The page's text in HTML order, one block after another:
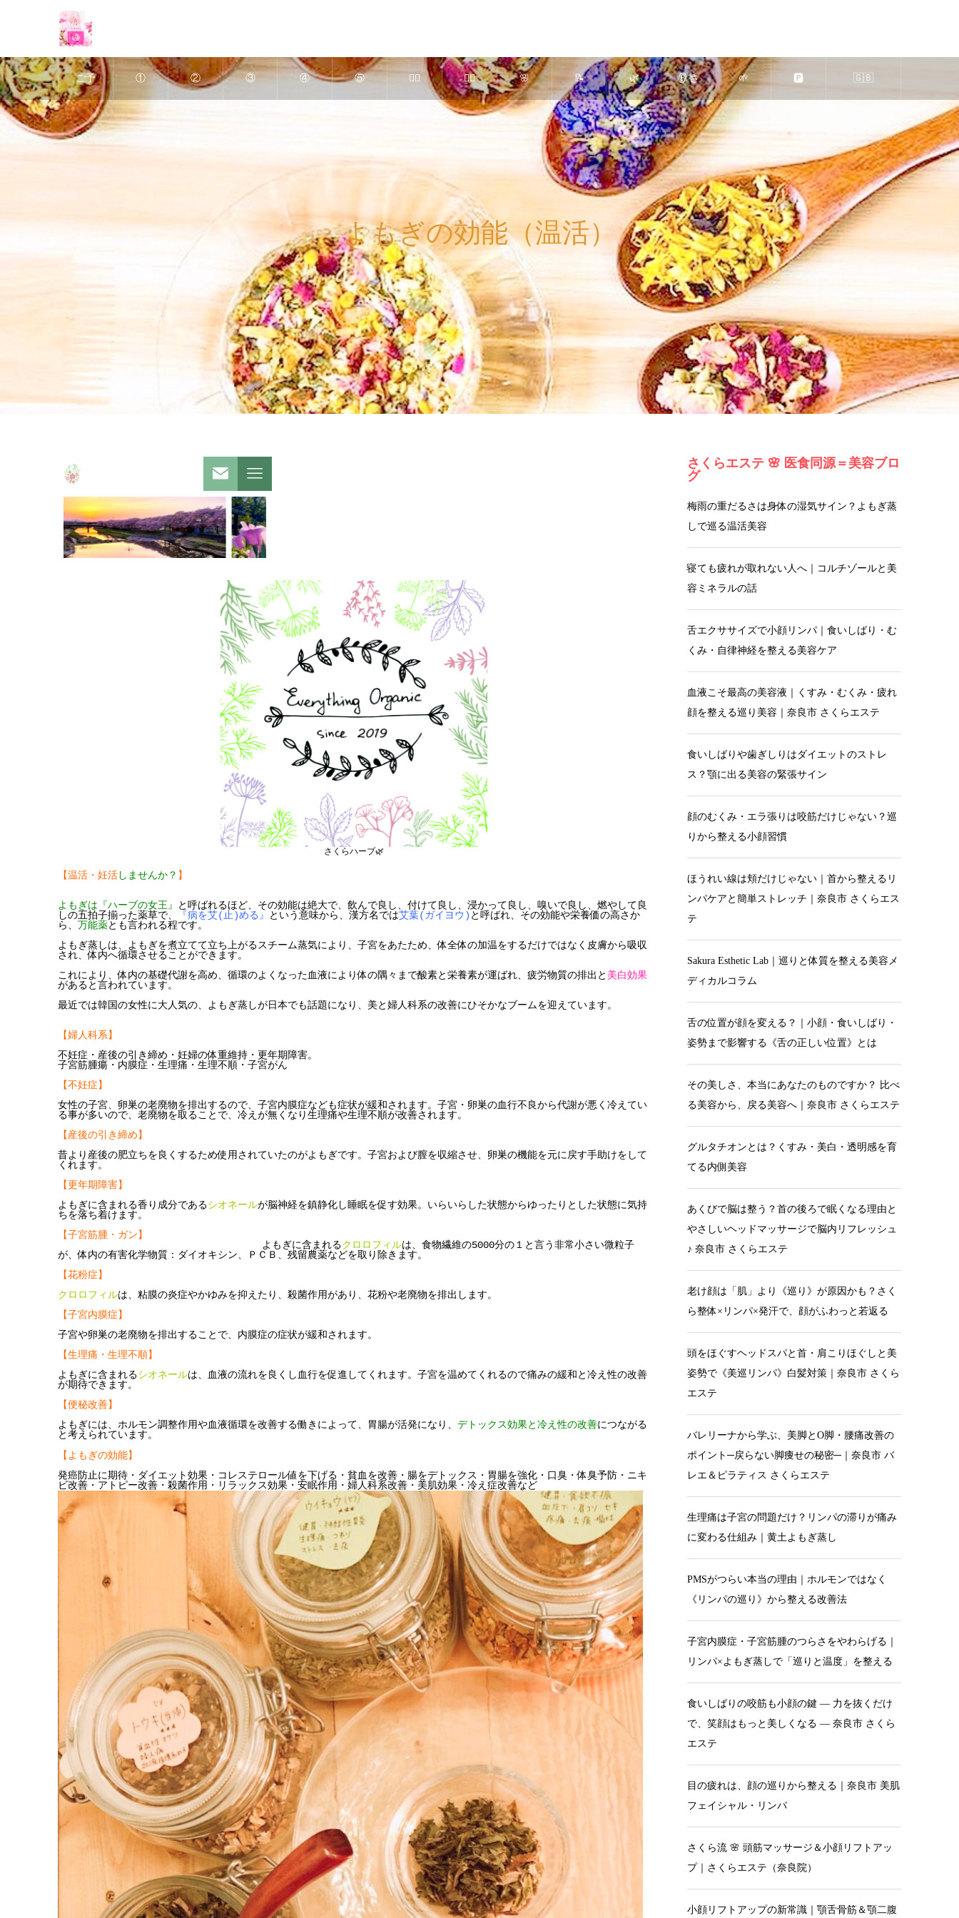
ご予
約
ッパ
ー・
ィの
予約
サイ
①
深層
② ③
ック
ス
④
ブ・
ピー
リン
グ
⑤
度Ｏ
ヒト
幹細
胞培
養エ
💆‍♀️
アロ
マセ
ラピ
ー
🧘‍♀️
ス ×
脚・
骨盤
エス
🌸
療法
（ア
ンチ
エイ
📝
さく
らエ
🌿
よも
ぎ蒸
しの
ご案
内 ♨️
👂 さ
くら
エス
テ
（奈
良
院）
お客
声
🌱
｜エ
ステ
ティ
シャ
ン・
セラ
ト
🅿️
場の
ご案
内
🇬🇧
Relaxation
🍀 in Nara
Japan 🦌
よもぎの効能（温活）
さくらハーブ🌿
【温活・妊活しませんか？ 】
よもぎは『ハーブの女王』 と呼ばれるほど、その効能は絶大で、飲んで良し、付けて良し、浸かって良し、嗅いで良し、 燃やして良
しの五拍子揃った薬草で、
『病を艾(止)める』 という意味から、漢方名では艾葉(ガイヨウ) と呼ばれ、 その効能や栄養価の高さか
ら、 万能薬とも言われる程です。
よもぎ蒸しは、よもぎを煮立てて立ち上がるスチーム蒸気により、子宮をあたため、体全体の加温をするだけではなく皮膚から吸収
され、体内へ循環させることができます。
これにより、体内の基礎代謝を高め、循環のよくなった血液により体の隅々まで酸素と栄養素が運ばれ、 疲労物質の排出と 美白効果
があると言われています。
最近では韓国の女性に大人気の、よもぎ蒸しが日本でも話題になり、 美と婦人科系の改善にひそかなブームを迎えています。
【婦人科系】
不妊症・産後の引き締め・妊婦の体重維持・更年期障害。
子宮筋腫瘍・内膜症・生理痛・生理不順・子宮がん
【不妊症】
女性の子宮、卵巣の老廃物を排出するので、子宮内膜症なども症状が緩和されます。 子宮・卵巣の血行不良から代謝が悪く冷えてい
る事が多いので、老廃物を取ることで、 冷えが無くなり生理痛や生理不順が改善されます。
【産後の引き締め】
昔より産後の肥立ちを良くするため使用されていたのがよもぎです。 子宮および膣を収縮させ、卵巣の機能を元に戻す手助けをして
くれます。
【更年期障害】
よもぎに含まれる香り成分であるシオネールが脳神経を鎮静化し睡眠を促す効果。 いらいらした状態からゆったりとした状態に気持
ちを落ち着けます。
【子宮筋腫・ガン】
よもぎに含まれるクロロフィルは、食物繊維の5000分の１と言う非常小さい微粒子
が、体内の有害化学物質：ダイオキシン、ＰＣＢ、残留農薬などを取り除きます。
【花粉症】
クロロフィルは、粘膜の炎症やかゆみを抑えたり、殺菌作用があり、花粉や老廃物を排出します。
【子宮内膜症】
子宮や卵巣の老廃物を排出することで、内膜症の症状が緩和されます。
【生理痛・生理不順】
よもぎに含まれるシオネールは、血液の流れを良くし血行を促進してくれます。 子宮を温めてくれるので痛みの緩和と冷え性の改善
が期待できます。
【便秘改善】
よもぎには、ホルモン調整作用や血液循環を改善する働きによって、胃腸が活発になり、 デトックス効果と冷え性の改善につながる
と考えられています。
【よもぎの効能】
発癌防止に期待・ダイエット効果・コレステロール値を下げる・貧血を改善・腸をデトックス・ 胃腸を強化・口臭・体臭予防・ニキ
ビ改善・アトピー改善・殺菌作用・リラックス効果・安眠作用・ 婦人科系改善・美肌効果・冷え症改善など
さくらエステ 🌸 医食同源＝美容ブロ
グ
梅雨の重だるさは身体の湿気サイン？よもぎ蒸
しで巡る温活美容
寝ても疲れが取れない人へ｜コルチゾールと美
容ミネラルの話
舌エクササイズで小顔リンパ｜食いしばり・む
くみ・自律神経を整える美容ケア
血液こそ最高の美容液｜くすみ・むくみ・疲れ
顔を整える巡り美容｜奈良市 さくらエステ
食いしばりや歯ぎしりはダイエットのストレ
ス？顎に出る美容の緊張サイン
顔のむくみ・エラ張りは咬筋だけじゃない？巡
りから整える小顔習慣
ほうれい線は頬だけじゃない｜首から整えるリ
ンパケアと簡単ストレッチ｜奈良市 さくらエス
テ
Sakura Esthetic Lab｜巡りと体質を整える美容メ
ディカルコラム
舌の位置が顔を変える？｜小顔・食いしばり・
姿勢まで影響する《舌の正しい位置》とは
その美しさ、本当にあなたのものですか？ 比べ
る美容から、戻る美容へ｜奈良市 さくらエステ
グルタチオンとは？くすみ・美白・透明感を育
てる内側美容
あくびで脳は整う？首の後ろで眠くなる理由と
やさしいヘッドマッサージで脳内リフレッシュ
♪ 奈良市 さくらエステ
老け顔は「肌」より《巡り》が原因かも？さく
ら整体×リンパ×発汗で、顔がふわっと若返る
頭をほぐすヘッドスパと首・肩こりほぐしと美
姿勢で《美巡リンパ》白髪対策｜奈良市 さくら
エステ
バレリーナから学ぶ、美脚とO脚・腰痛改善の
ポイント─戻らない脚痩せの秘密─｜奈良市 バ
レエ＆ピラティス さくらエステ
生理痛は子宮の問題だけ？リンパの滞りが痛み
に変わる仕組み｜黄土よもぎ蒸し
PMSがつらい本当の理由｜ホルモンではなく
《リンパの巡り》から整える改善法
子宮内膜症・子宮筋腫のつらさをやわらげる｜
リンパ×よもぎ蒸しで「巡りと温度」を整える
食いしばりの咬筋も小顔の鍵 — 力を抜くだけ
で、笑顔はもっと美しくなる — 奈良市 さくら
エステ
目の疲れは、顔の巡りから整える｜奈良市 美肌
フェイシャル・リンパ
さくら流 🌸 頭筋マッサージ＆小顔リフトアッ
プ｜さくらエステ（奈良院）
小顔リフトアップの新常識｜顎舌骨筋＆顎二腹